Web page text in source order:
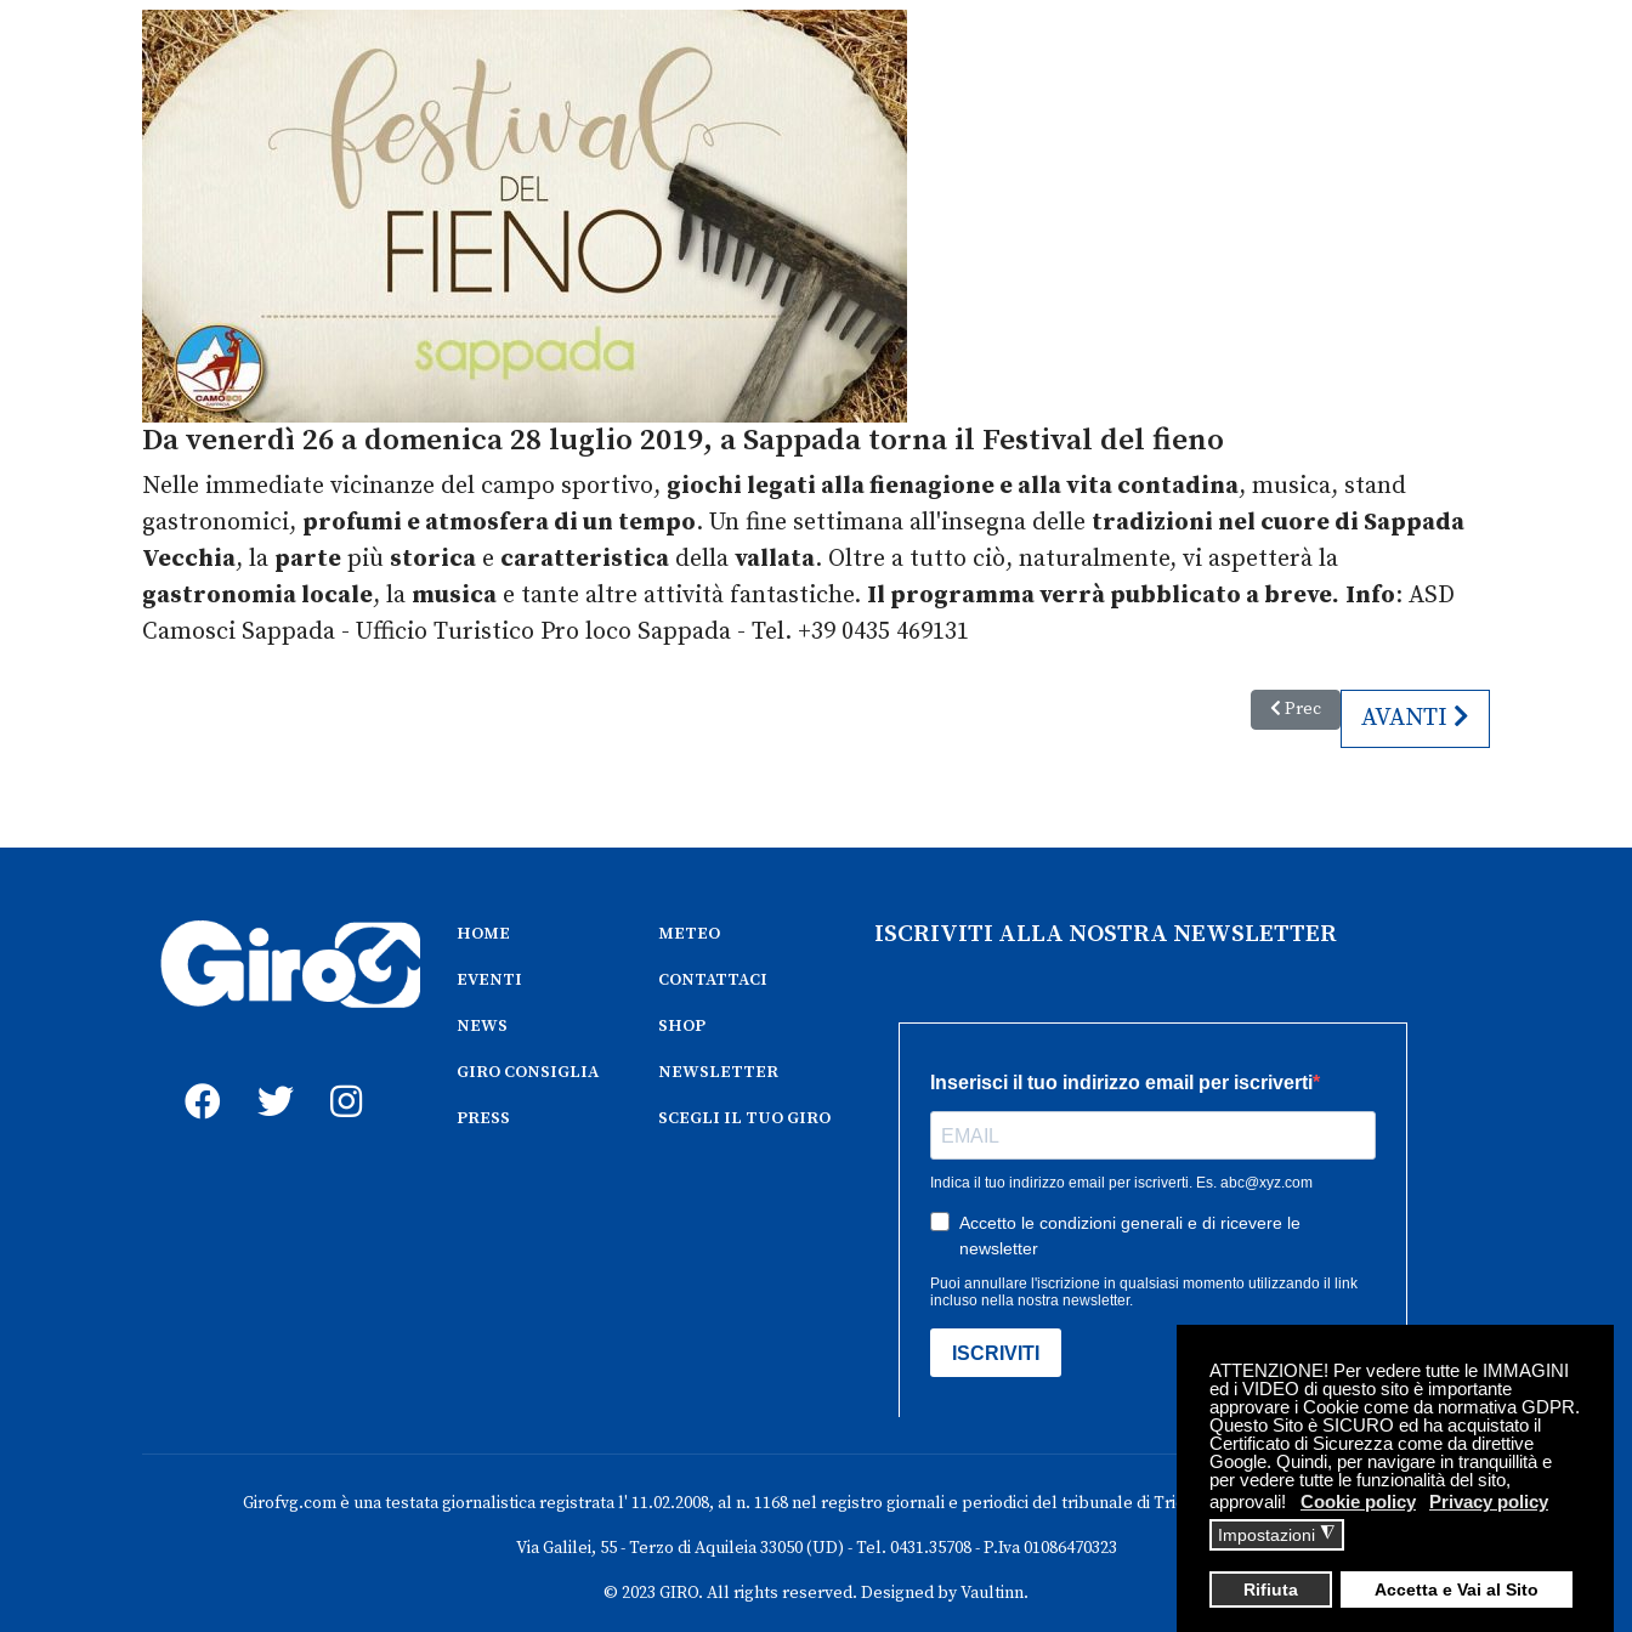
ATTENZIONE! Per vedere tutte le IMMAGINI
ed i VIDEO di questo sito è importante
approvare i Cookie come da normativa GDPR.
Questo Sito è SICURO ed ha acquistato il
Certificato di Sicurezza come da direttive
Google. Quindi, per navigare in tranquillità e
per vedere tutte le funzionalità del sito,
approvali!
Cookie policy Privacy policy
Impostazioni ◮
Rifiuta Accetta e Vai al Sito
Da venerdì 26 a domenica 28 luglio 2019, a Sappada torna il Festival del fieno
Nelle immediate vicinanze del campo sportivo, giochi legati alla fienagione e alla vita contadina, musica, stand
gastronomici, profumi e atmosfera di un tempo. Un fine settimana all'insegna delle tradizioni nel cuore di Sappada
Vecchia, la parte più storica e caratteristica della vallata. Oltre a tutto ciò, naturalmente, vi aspetterà la
gastronomia locale, la musica e tante altre attività fantastiche. Il programma verrà pubblicato a breve. Info: ASD
Camosci Sappada - Ufficio Turistico Pro loco Sappada - Tel. +39 0435 469131
Articolo precedente: Festa del Formaggio -
Prec ARTICOLO
AVANTI
HOME
EVENTI
NEWS
GIRO CONSIGLIA
PRESS
METEO
CONTATTACI
SHOP
NEWSLETTER
SCEGLI IL TUO GIRO
ISCRIVITI ALLA NOSTRA NEWSLETTER
Girofvg.com è una testata giornalistica registrata l' 11.02.2008, al n. 1168 nel registro giornali e periodici del tribunale di Trieste - Iscrizione roc n. 18304
Via Galilei, 55 - Terzo di Aquileia 33050 (UD) - Tel. 0431.35708 - P.Iva 01086470323
© 2023 GIRO. All rights reserved. Designed by Vaultinn.